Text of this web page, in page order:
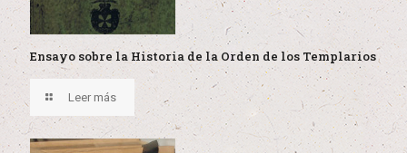
Ensayo sobre la Historia de la Orden de los Templarios
Leer más